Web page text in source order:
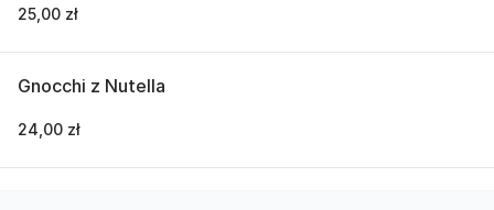
25,00 zł
Gnocchi z Nutella
24,00 zł